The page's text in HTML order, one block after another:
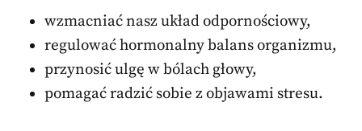
wzmacniać nasz układ odpornościowy,
regulować hormonalny balans organizmu,
przynosić ulgę w bólach głowy,
pomagać radzić sobie z objawami stresu.